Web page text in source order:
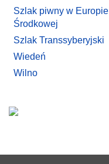
Szlak piwny w Europie
Środkowej
Szlak Transsyberyjski
Wiedeń
Wilno